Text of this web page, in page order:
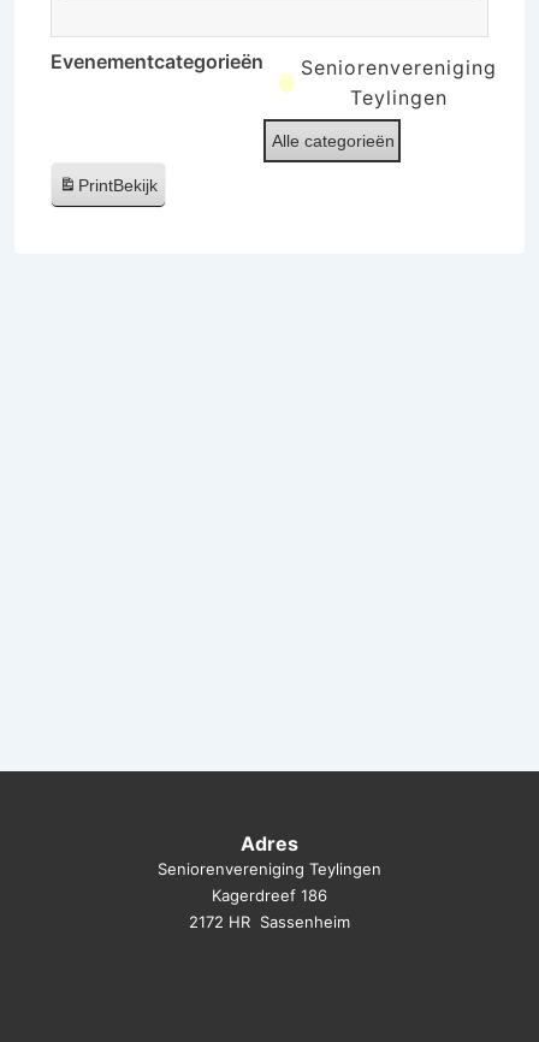
Barbecue
in
Warmond
Evenementcategorieën
Seniorenvereniging
Teylingen
Alle categorieën
PrintBekijk
Adres
Seniorenvereniging Teylingen
Kagerdreef 186
2172 HR Sassenheim